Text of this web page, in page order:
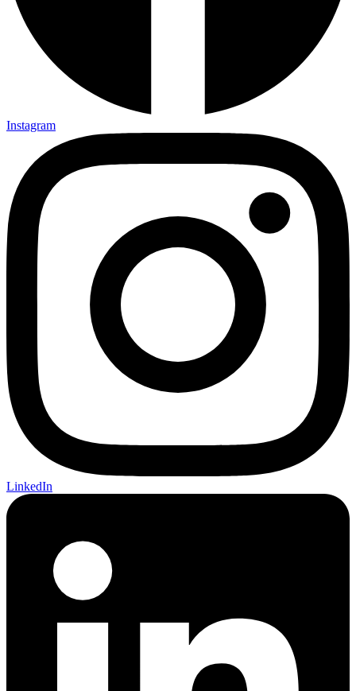
Instagram
LinkedIn